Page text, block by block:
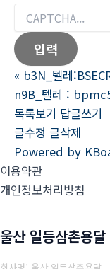
« b3N_텔레
n9B_텔레 :
목록보기 답글쓰기
글수정 글삭제
Powered by
이용약관
개인정보처리방침
울산 일등삼촌용달